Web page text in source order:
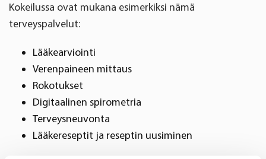
Kokeilussa ovat mukana esimerkiksi nämä
terveyspalvelut:
Lääkearviointi
Verenpaineen mittaus
Rokotukset
Digitaalinen spirometria
Terveysneuvonta
Lääkereseptit ja reseptin uusiminen